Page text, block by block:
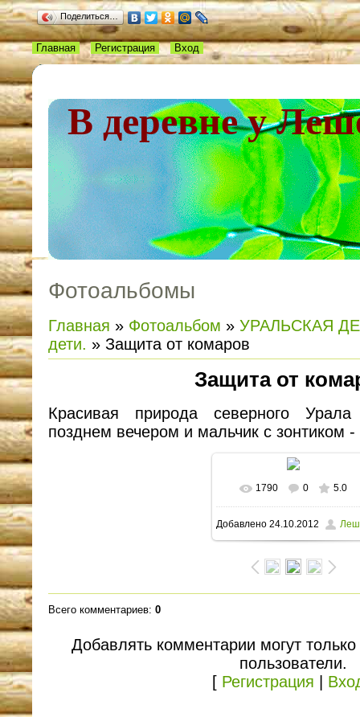
Поделиться…
В деревне у
Главная Регистрация Вход
Фотоальбомы
Главная » Фотоальбом » УРАЛЬСКАЯ
дети. » Защита от комаров
Защита от
Красивая природа северного
позднем вечером и мальчик с зонтиком
В реальном размере
1600x1200/ 305.7Kb
1790 0 5.0
Добавлено24.10.2012
Всего комментариев: 0
Добавлять комментарии могут
пользователи.
[ Регистрация